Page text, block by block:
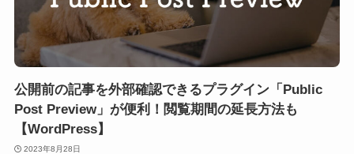
公開前の記事を外部確認できるプラグイン「Public
Post Preview」が便利！閲覧期間の延長方法も
【WordPress】
2023年8月28日